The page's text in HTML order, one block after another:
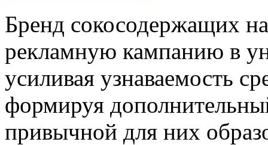
Бренд сокосодержащих
рекламную кампанию в
усиливая узнаваемость
формируя
привычной для них